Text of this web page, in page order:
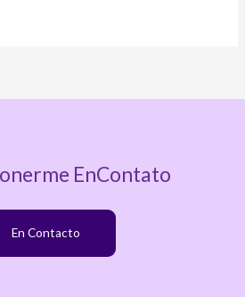
EnContato
En Contacto